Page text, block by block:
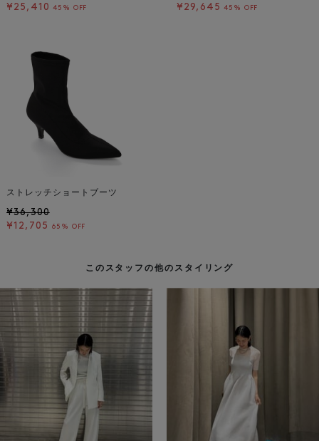
¥25,410 45% OFF
¥29,645 45% OFF
ストレッチショートブーツ
¥36,300
¥12,705
65% OFF
このスタッフの他のスタイリング